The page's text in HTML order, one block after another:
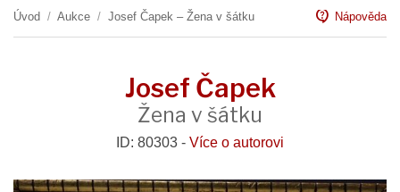
Úvod / Aukce / Josef Čapek – Žena v šátku contact_support Nápověda
Josef Čapek
Žena v šátku
ID: 80303 - Více o autorovi